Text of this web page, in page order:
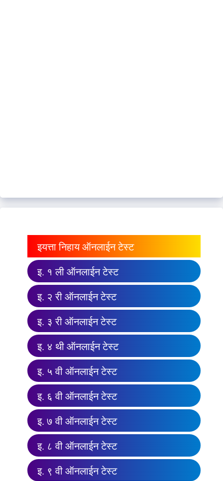
इयत्ता निहाय ऑनलाईन टेस्ट
इ. १ ली ऑनलाईन टेस्ट
इ. २ री ऑनलाईन टेस्ट
इ. ३ री ऑनलाईन टेस्ट
इ. ४ थी ऑनलाईन टेस्ट
इ. ५ वी ऑनलाईन टेस्ट
इ. ६ वी ऑनलाईन टेस्ट
इ. ७ वी ऑनलाईन टेस्ट
इ. ८ वी ऑनलाईन टेस्ट
इ. ९ वी ऑनलाईन टेस्ट